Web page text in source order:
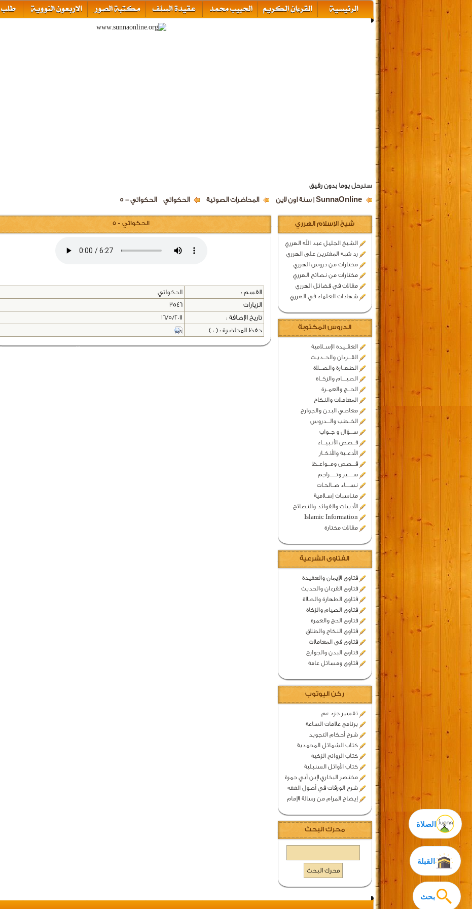
سنرحل يوما بدون رفيق
SunnaOnline | سنة اون لاين المحاضرات الصوتية الحكواتي الحكواتي - 5
بحث
الصلاة
شيخ الإسلام الهرري
الشيخ الجليل عبد الله الهرري
رد شبه المفترين على الهرري
مختارات من دروس الهرري
مختارات من نصائح الهرري
مقالات في فضائل الهرري
شهادات العلماء في الهرري
الدروس المكتوبة
العقــيدة الإســلامية
القـــرءان والحــديـث
الطهــارة والصـــلاة
الصيــــام والزكــاة
الحـــج والعمــرة
المعاملات والنكاح
معاصي البدن والجوارح
الخــطب والـــدروس
ســـؤال و جــواب
قــصص الأنـبيـــاء
الأدعــية والأذكــار
قـــصص ومـــواعــظ
ســـــير وتــــــراجم
نســــاء صــالحـات
منـاسبات إسـلامية
الأدبيات والفوائد والنصائح
Islamic Information
مقالات مختارة
الفتاوى الشرعية
فتاوى الإيمان والعقيدة
فتاوى القرءان والحديث
فتاوى الطهارة والصلاة
فتاوى الصيام والزكاة
فتاوى الحج والعمرة
فتاوى النكاح والطلاق
فتاوى في المعاملات
فتاوى البدن والجوارح
فتاوى ومسائل عامة
ركن اليوتوب
تفسير جزء عم
برنامج علامات الساعة
شرح أحكام التجويد
كتاب الشمائل المحمدية
كتاب الروائح الزكية
كتاب الأوائل السنبلية
مختصر البخاري لإبن أبي جمرة
شرح الورقات في أصول الفقه
إيضاح المرام من رسالة الإمام
محرك البحث
القبلة
الحكواتي - 5
القسم :
الحكواتي
الزيارات
3546
تاريخ الإضافة :
16/5/2011
حفظ المحاضرة : ( 0 )